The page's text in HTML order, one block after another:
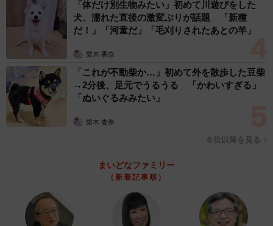
「体だけ別生物みたい」初めて川遊びをした
犬、濡れた直後の激変ぶりが話題 「新種
だ！」「河童だ」「毛刈りされたあとの羊」
梨木 香奈
「これが不動柴か…」初めて外を散歩した豆柴
→2分後、足元でうるうる 「かわいすぎる」
「ぬいぐるみみたい」
梨木 香奈
６位以降を見る
まいどなファミリー
（新着記事順）